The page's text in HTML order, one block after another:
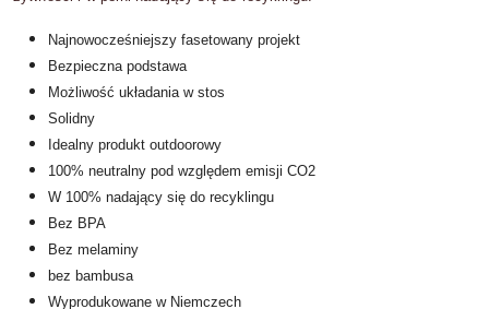
Najnowocześniejszy fasetowany projekt
Bezpieczna podstawa
Możliwość układania w stos
Solidny
Idealny produkt outdoorowy
100% neutralny pod względem emisji CO2
W 100% nadający się do recyklingu
Bez BPA
Bez melaminy
bez bambusa
Wyprodukowane w Niemczech